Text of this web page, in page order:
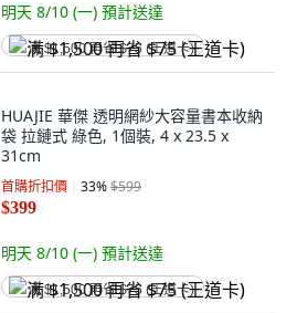
明天 8/10 (一) 預計送達
满 $1,500 再省 $75 (王道卡)
HUAJIE 華傑 透明網紗大容量書本收納
袋 拉鏈式 綠色, 1個裝, 4 x 23.5 x
31cm
首購折扣價 33%$599
$399
明天 8/10 (一) 預計送達
满 $1,500 再省 $75 (王道卡)